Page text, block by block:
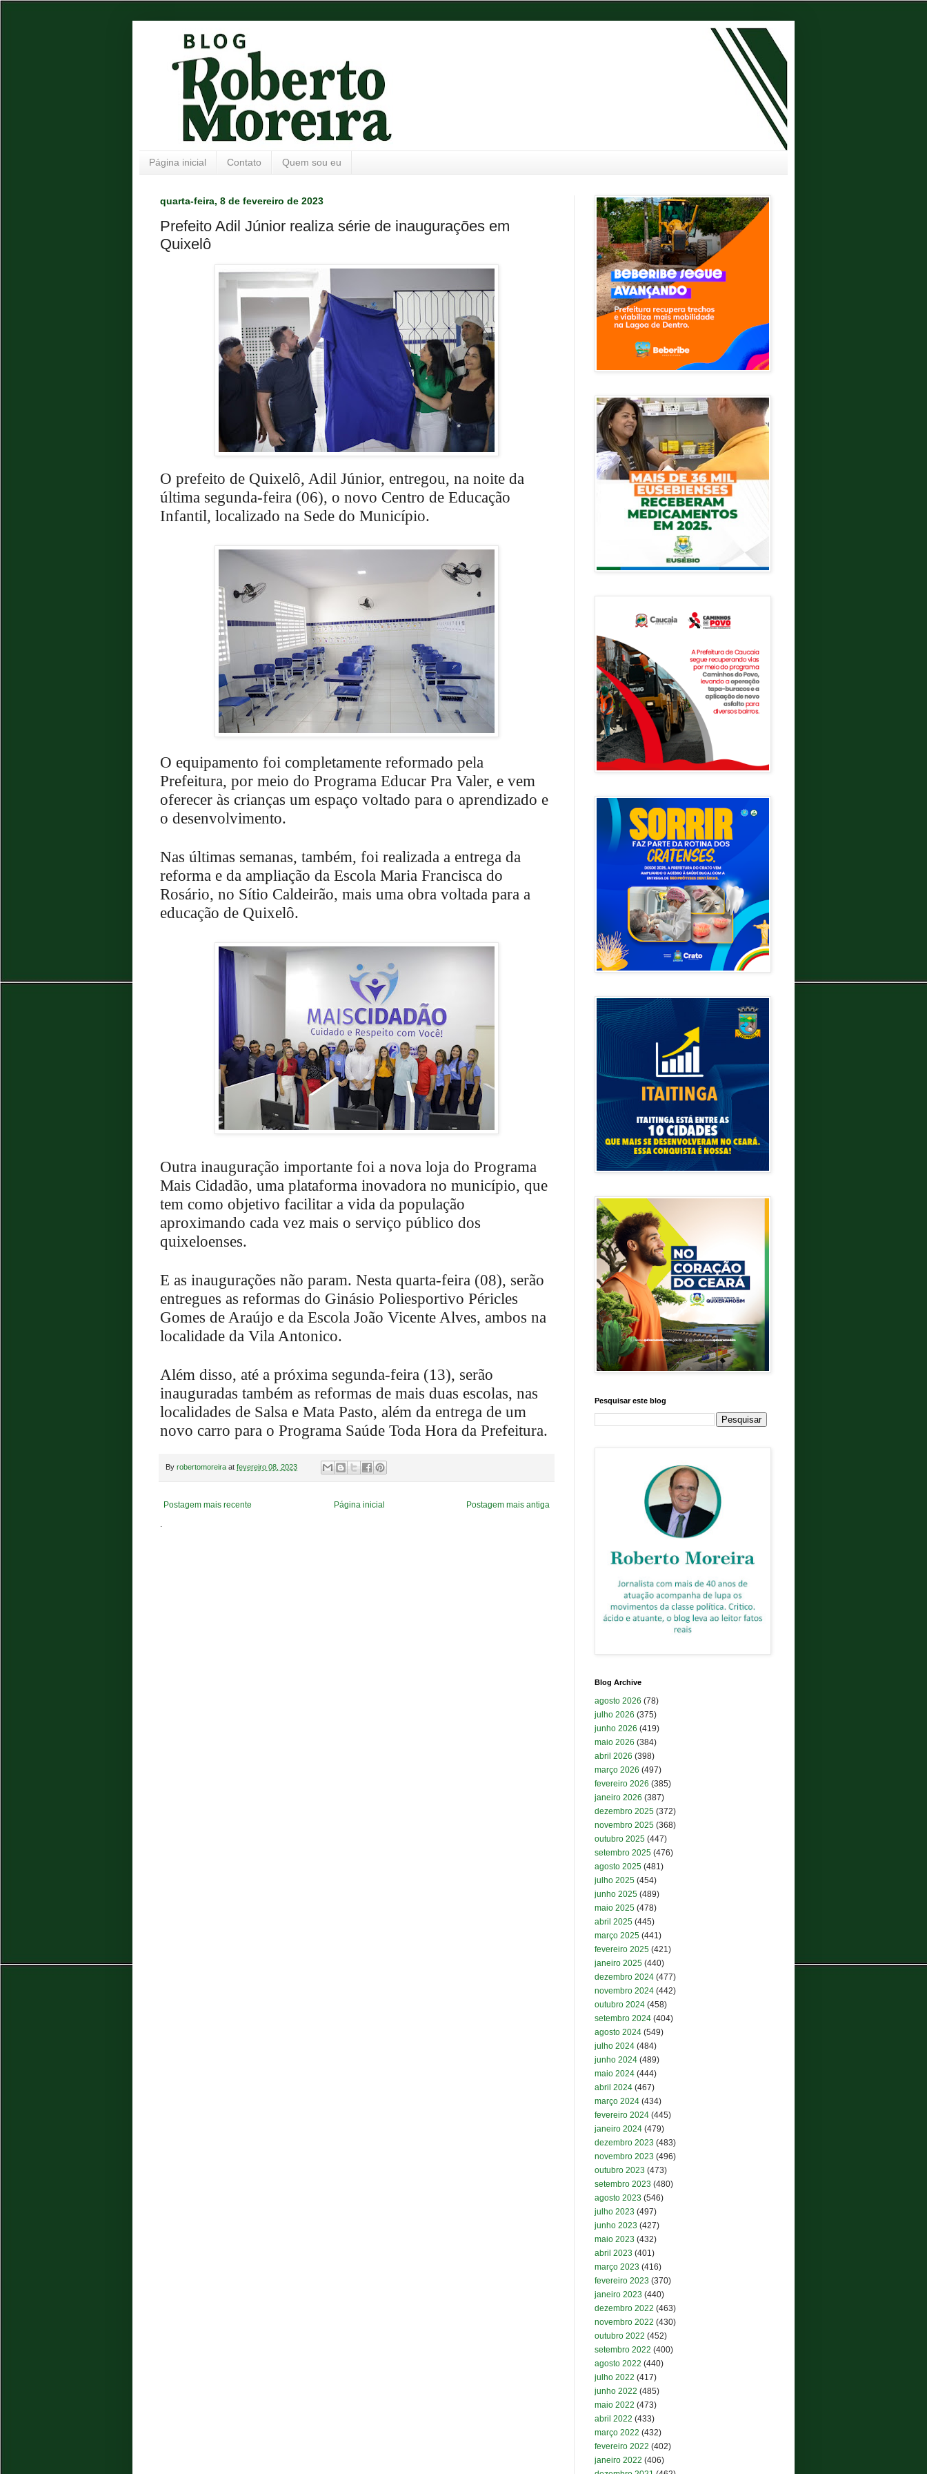
Página inicial Contato Quem sou eu
quarta-feira, 8 de fevereiro de 2023
Prefeito Adil Júnior realiza série de inaugurações em
Quixelô
O prefeito de Quixelô, Adil Júnior, entregou, na noite da
última segunda-feira (06), o novo Centro de Educação
Infantil, localizado na Sede do Município.
O equipamento foi completamente reformado pela
Prefeitura, por meio do Programa Educar Pra Valer, e vem
oferecer às crianças um espaço voltado para o aprendizado e
o desenvolvimento.
Nas últimas semanas, também, foi realizada a entrega da
reforma e da ampliação da Escola Maria Francisca do
Rosário, no Sítio Caldeirão, mais uma obra voltada para a
educação de Quixelô.
Outra inauguração importante foi a nova loja do Programa
Mais Cidadão, uma plataforma inovadora no município, que
tem como objetivo facilitar a vida da população
aproximando cada vez mais o serviço público dos
quixeloenses.
E as inaugurações não param. Nesta quarta-feira (08), serão
entregues as reformas do Ginásio Poliesportivo Péricles
Gomes de Araújo e da Escola João Vicente Alves, ambos na
localidade da Vila Antonico.
Além disso, até a próxima segunda-feira (13), serão
inauguradas também as reformas de mais duas escolas, nas
localidades de Salsa e Mata Pasto, além da entrega de um
novo carro para o Programa Saúde Toda Hora da Prefeitura.
By robertomoreira at fevereiro 08, 2023
Postagem mais recente Postagem mais antiga
Página inicial
.
Pesquisar este blog
Blog Archive
agosto 2026 (78)
julho 2026 (375)
junho 2026 (419)
maio 2026 (384)
abril 2026 (398)
março 2026 (497)
fevereiro 2026 (385)
janeiro 2026 (387)
dezembro 2025 (372)
novembro 2025 (368)
outubro 2025 (447)
setembro 2025 (476)
agosto 2025 (481)
julho 2025 (454)
junho 2025 (489)
maio 2025 (478)
abril 2025 (445)
março 2025 (441)
fevereiro 2025 (421)
janeiro 2025 (440)
dezembro 2024 (477)
novembro 2024 (442)
outubro 2024 (458)
setembro 2024 (404)
agosto 2024 (549)
julho 2024 (484)
junho 2024 (489)
maio 2024 (444)
abril 2024 (467)
março 2024 (434)
fevereiro 2024 (445)
janeiro 2024 (479)
dezembro 2023 (483)
novembro 2023 (496)
outubro 2023 (473)
setembro 2023 (480)
agosto 2023 (546)
julho 2023 (497)
junho 2023 (427)
maio 2023 (432)
abril 2023 (401)
março 2023 (416)
fevereiro 2023 (370)
janeiro 2023 (440)
dezembro 2022 (463)
novembro 2022 (430)
outubro 2022 (452)
setembro 2022 (400)
agosto 2022 (440)
julho 2022 (417)
junho 2022 (485)
maio 2022 (473)
abril 2022 (433)
março 2022 (432)
fevereiro 2022 (402)
janeiro 2022 (406)